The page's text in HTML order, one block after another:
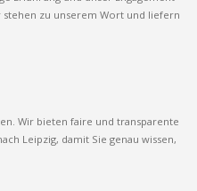
zu unserem Wort und liefern
Wir bieten faire und transparente
Leipzig, damit Sie genau wissen,